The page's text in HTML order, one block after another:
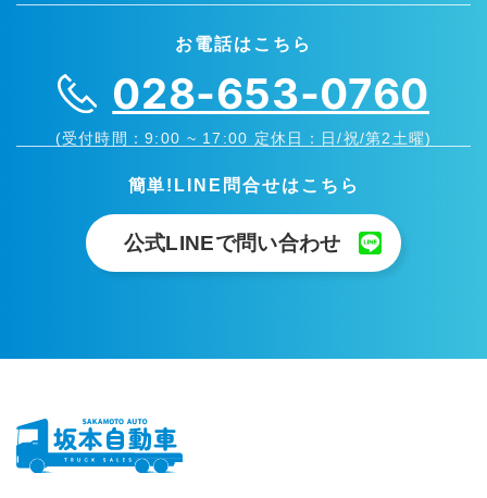
お電話はこちら
028-653-0760
(受付時間：9:00 ~ 17:00 定休日：日/祝/第2土曜)
簡単!LINE問合せはこちら
公式LINEで問い合わせ